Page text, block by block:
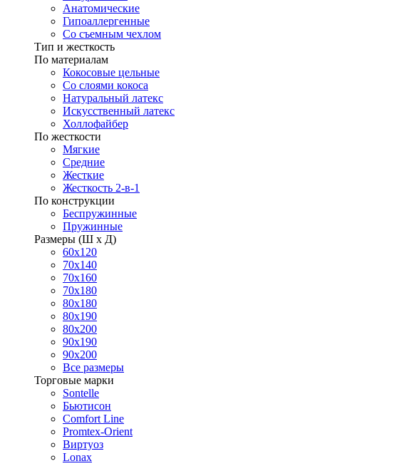
Анатомические
Гипоаллергенные
Со съемным чехлом
Тип и жесткость
По материалам
Кокосовые цельные
Со слоями кокоса
Натуральный латекс
Искусственный латекс
Холлофайбер
По жесткости
Мягкие
Средние
Жесткие
Жесткость 2-в-1
По конструкции
Беспружинные
Пружинные
Размеры (Ш х Д)
60х120
70х140
70х160
70х180
80х180
80х190
80х200
90х190
90х200
Все размеры
Торговые марки
Sontelle
Бьютисон
Comfort Line
Promtex-Orient
Виртуоз
Lonax